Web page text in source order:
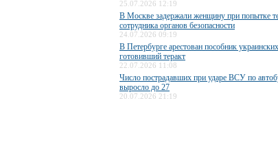
25.07.2026 12:19
В Москве задержали женщину при попытке
сотрудника органов безопасности
24.07.2026 09:19
В Петербурге арестован пособник
готовивший теракт
22.07.2026 11:08
Число пострадавших при ударе ВСУ по
выросло до 27
20.07.2026 21:19